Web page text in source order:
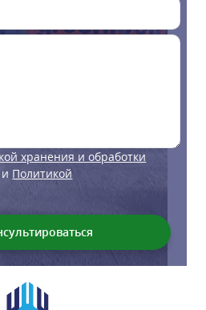
хранения и обработки
и Политикой